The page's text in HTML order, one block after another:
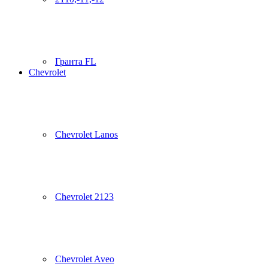
Гранта FL
Chevrolet
Chevrolet Lanos
Chevrolet 2123
Chevrolet Aveo